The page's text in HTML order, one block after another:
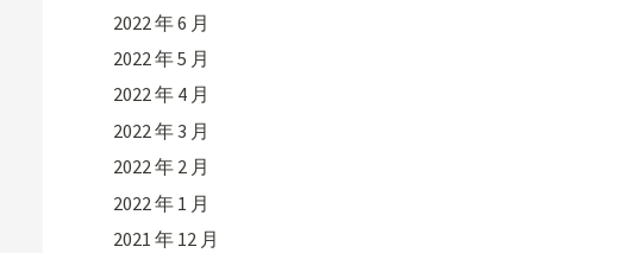
2022 年 6 月
2022 年 5 月
2022 年 4 月
2022 年 3 月
2022 年 2 月
2022 年 1 月
2021 年 12 月